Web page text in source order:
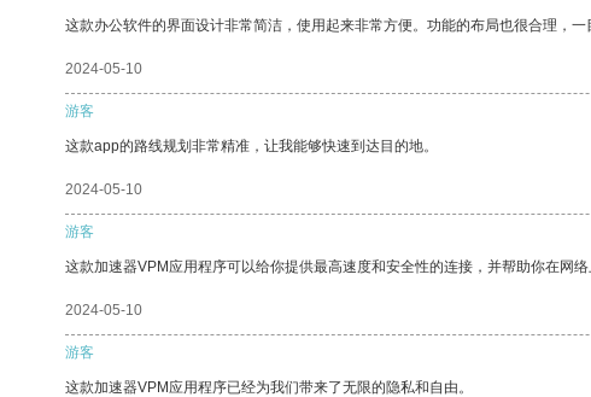
这款办公软件的界面设计非常简洁，使用起来非常方便。功能的布局也很合理，一
2024-05-10
游客
这款app的路线规划非常精准，让我能够快速到达目的地。
2024-05-10
游客
这款加速器VPM应用程序可以给你提供最高速度和安全性的连接，并帮助你在网络
2024-05-10
游客
这款加速器VPM应用程序已经为我们带来了无限的隐私和自由。